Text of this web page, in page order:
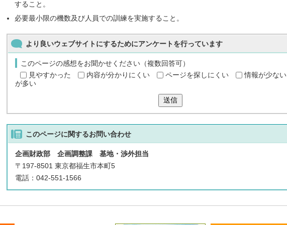
すること。
必要最小限の機数及び人員での訓練を実施すること。
より良いウェブサイトにするためにアンケートを行っています
このページの感想をお聞かせください（複数回答可）
見やすかった
内容が分かりにくい ページを探しにくい 情報が少ない
が多い
送信
このページに関するお問い合わせ
企画財政部 企画調整課 基地・渉外担当
〒197-8501 東京都福生市本町5
電話：042-551-1566